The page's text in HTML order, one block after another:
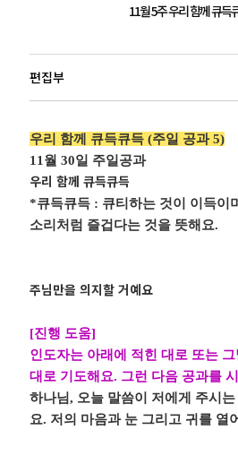
11월 5주 우리 함께 큐득
편집부
우리 함께 큐득큐득(주일 공과5)
11 월30일 주일공과
우리 함께 큐득큐득
*큐득큐득 : 큐티하는 것이 이득이
소리처럼 즐겁다는 것을 뜻해요.
주님만을 의지할 거예요
[진행 도움]
인도자는 아래에 적힌 대로 또는
대로 기도해요. 그런 다음 공과를
하나님, 오늘 말씀이 저에게 주시
요. 저의 마음과 눈 그리고 귀를 열